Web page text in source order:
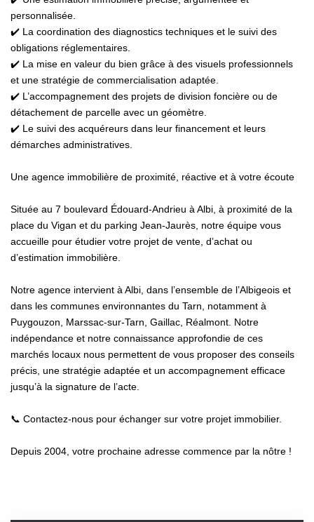
personnalisée.
✔️ La coordination des diagnostics techniques et le suivi des
obligations réglementaires.
✔️ La mise en valeur du bien grâce à des visuels professionnels
et une stratégie de commercialisation adaptée.
✔️ L’accompagnement des projets de division foncière ou de
détachement de parcelle avec un géomètre.
✔️ Le suivi des acquéreurs dans leur financement et leurs
démarches administratives.
Une agence immobilière de proximité, réactive et à votre écoute
Située au 7 boulevard Édouard-Andrieu à Albi, à proximité de la
place du Vigan et du parking Jean-Jaurès, notre équipe vous
accueille pour étudier votre projet de vente, d’achat ou
d’estimation immobilière.
Notre agence intervient à Albi, dans l’ensemble de l’Albigeois et
dans les communes environnantes du Tarn, notamment à
Puygouzon, Marssac-sur-Tarn, Gaillac, Réalmont. Notre
indépendance et notre connaissance approfondie de ces
marchés locaux nous permettent de vous proposer des conseils
précis, une stratégie adaptée et un accompagnement efficace
jusqu’à la signature de l’acte.
📞 Contactez-nous pour échanger sur votre projet immobilier.
Depuis 2004, votre prochaine adresse commence par la nôtre !